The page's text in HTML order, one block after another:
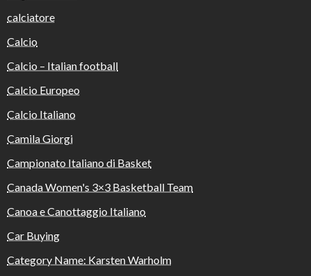
calciatore
Calcio
Calcio – Italian football
Calcio Europeo
Calcio Italiano
Camila Giorgi
Campionato Italiano di Basket
Canada Women's 3×3 Basketball Team
Canoa e Canottaggio Italiano
Car Buying
Category Name: Karsten Warholm